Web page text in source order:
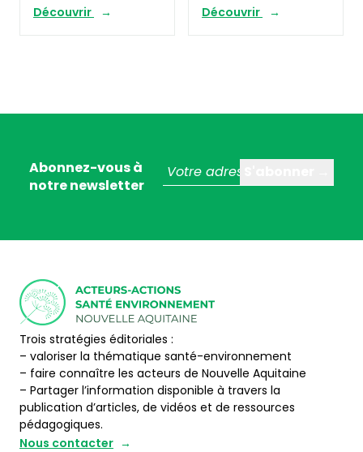
Découvrir Découvrir
Abonnez-vous à
notre newsletter
Trois stratégies éditoriales :
– valoriser la thématique santé-environnement
– faire connaître les acteurs de Nouvelle Aquitaine
– Partager l’information disponible à travers la
publication d’articles, de vidéos et de ressources
pédagogiques.
Nous contacter